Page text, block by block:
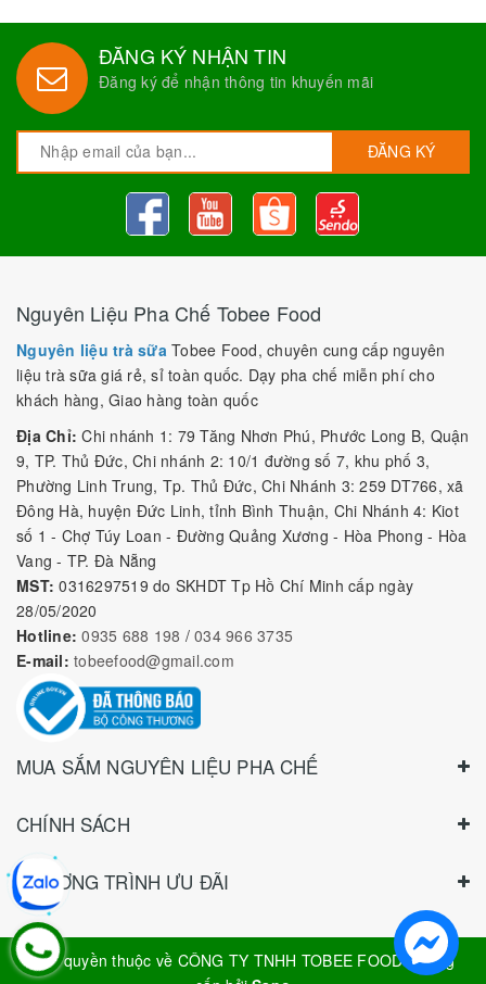
ĐĂNG KÝ NHẬN TIN
Đăng ký để nhận thông tin khuyến mãi
ĐĂNG KÝ
Nguyên Liệu Pha Chế Tobee Food
Nguyên liệu trà sữa Tobee Food, chuyên cung cấp nguyên
liệu trà sữa giá rẻ, sỉ toàn quốc. Dạy pha chế miễn phí cho
khách hàng, Giao hàng toàn quốc
Địa Chỉ: Chi nhánh 1: 79 Tăng Nhơn Phú, Phước Long B, Quận
9, TP. Thủ Đức, Chi nhánh 2: 10/1 đường số 7, khu phố 3,
Phường Linh Trung, Tp. Thủ Đức, Chi Nhánh 3: 259 DT766, xã
Đông Hà, huyện Đức Linh, tỉnh Bình Thuận, Chi Nhánh 4: Kiot
số 1 - Chợ Túy Loan - Đường Quảng Xương - Hòa Phong - Hòa
Vang - TP. Đà Nẵng
MST: 0316297519 do SKHDT Tp Hồ Chí Minh cấp ngày
28/05/2020
Hotline: 0935 688 198 / 034 966 3735
E-mail: tobeefood@gmail.com
MUA SẮM NGUYÊN LIỆU PHA CHẾ
CHÍNH SÁCH
CHƯƠNG TRÌNH ƯU ĐÃI
Bản quyền thuộc về CÔNG TY TNHH TOBEE FOOD|Cung